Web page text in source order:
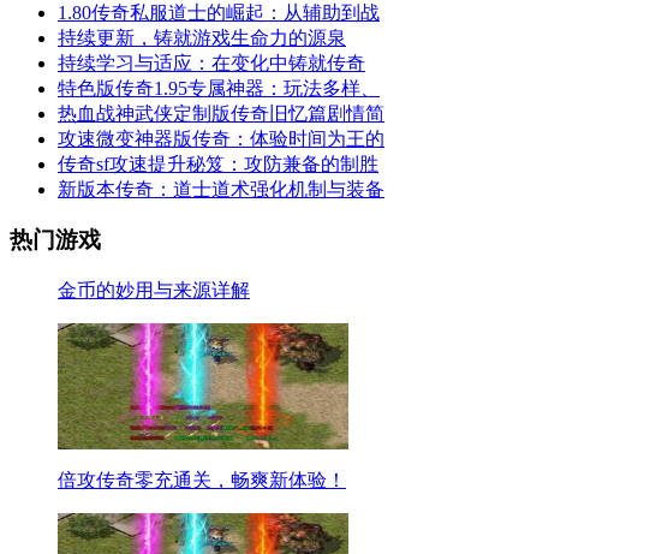
1.80传奇私服道士的崛起：从辅助到战
持续更新，铸就游戏生命力的源泉
持续学习与适应：在变化中铸就传奇
特色版传奇1.95专属神器：玩法多样、
热血战神武侠定制版传奇旧忆篇剧情简
攻速微变神器版传奇：体验时间为王的
传奇sf攻速提升秘笈：攻防兼备的制胜
新版本传奇：道士道术强化机制与装备
热门游戏
金币的妙用与来源详解
倍攻传奇零充通关，畅爽新体验！